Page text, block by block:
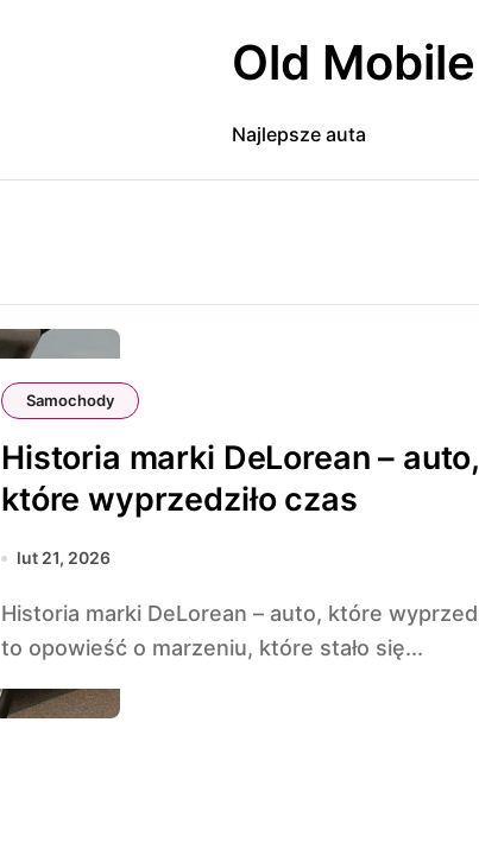
Old Mobile
Najlepsze auta
Samochody
Historia marki DeLorean – auto,
które wyprzedziło czas
lut 21, 2026
Historia marki DeLorean – auto, które wyprzedziło czas
to opowieść o marzeniu, które stało się...